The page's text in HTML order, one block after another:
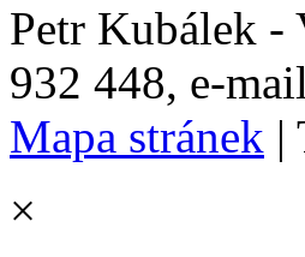
Petr Kubálek -
932 448, e-
Mapa stránek |
×